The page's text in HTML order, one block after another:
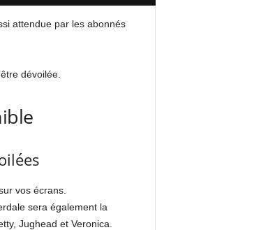
attendue par les abonnés
dévoilée.
vos écrans.
sera également la
Jughead et Veronica.